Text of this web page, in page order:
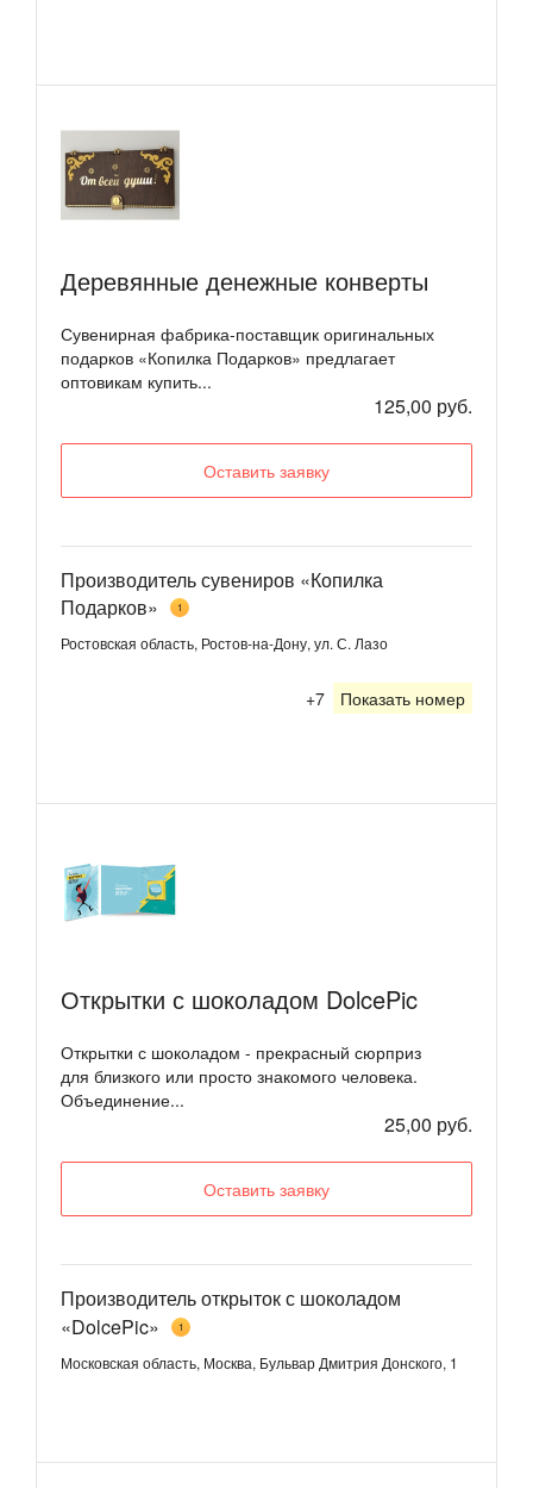
Деревянные денежные конверты
Сувенирная фабрика-поставщик оригинальных
подарков «Копилка Подарков» предлагает
оптовикам купить...
125,00 руб.
Оставить заявку
Производитель сувениров «Копилка
Подарков»
1
Ростовская область, Ростов-на-Дону, ул. С. Лазо
+7 Показать номер
Открытки с шоколадом DolcePic
Открытки с шоколадом - прекрасный сюрприз
для близкого или просто знакомого человека.
Объединение...
25,00 руб.
Оставить заявку
Производитель открыток с шоколадом
«DolcePic»
1
Московская область, Москва, Бульвар Дмитрия Донского, 1